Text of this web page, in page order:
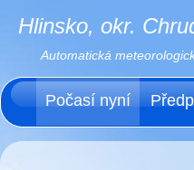
Hlinsko, okr.
Automatická
Počasí nyní